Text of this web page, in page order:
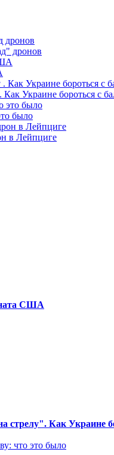
дронов
Украине бороться с
было
в Лейпциге
США
стрелу". Как Украине
что это было